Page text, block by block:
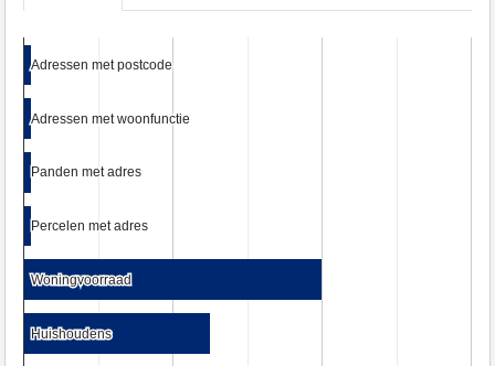
Adressen met postcode
Adressen met postcode
Adressen met woonfunctie
Adressen met woonfunctie
Panden met adres
Panden met adres
Percelen met adres
Percelen met adres
Woningvoorraad
Woningvoorraad
Huishoudens
Huishoudens